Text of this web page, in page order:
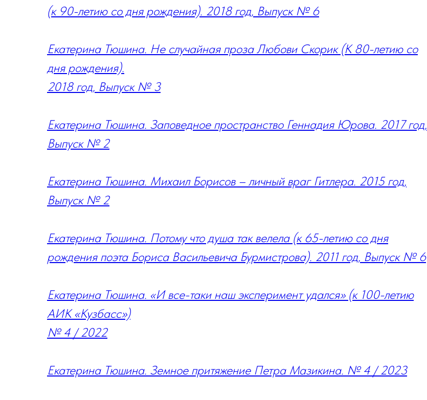
(к 90-летию со дня рождения). 2018 год, Выпуск № 6
Екатерина Тюшина. Не случайная проза Любови Скорик (К 80-летию со
дня рождения).
2018 год, Выпуск № 3
Екатерина Тюшина. Заповедное пространство Геннадия Юрова. 2017 год,
Выпуск № 2
Екатерина Тюшина. Михаил Борисов – личный враг Гитлера. 2015 год,
Выпуск № 2
Екатерина Тюшина. Потому что душа так велела (к 65-летию со дня
рождения поэта Бориса Васильевича Бурмистрова). 2011 год, Выпуск № 6
Екатерина Тюшина. «И все-таки наш эксперимент удался» (к 100-летию
АИК «Кузбасс»)
№ 4 / 2022
Екатерина Тюшина. Земное притяжение Петра Мазикина. № 4 / 2023